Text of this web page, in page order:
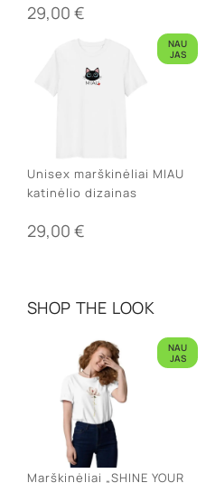
29,00 €
NAU
JAS
Unisex marškinėliai MIAU
katinėlio dizainas
29,00 €
SHOP THE LOOK
NAU
JAS
Marškinėliai „SHINE YOUR